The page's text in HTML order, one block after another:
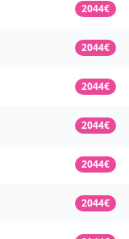
2044€
2044€
2044€
2044€
2044€
2044€